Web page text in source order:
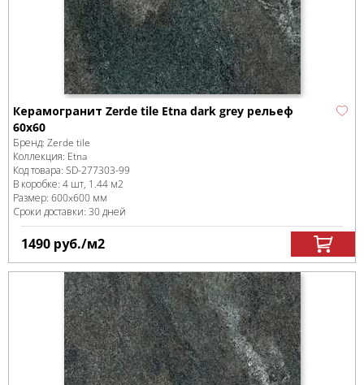
Керамогранит Zerde tile Etna dark grey рельеф
60x60
Бренд: Zerde tile
Коллекция: Etna
Код товара: SD-277303-99
В коробке: 4 шт, 1.44 м2
Размер: 600x600 мм
Сроки доставки: 30 дней
1490 руб./м2